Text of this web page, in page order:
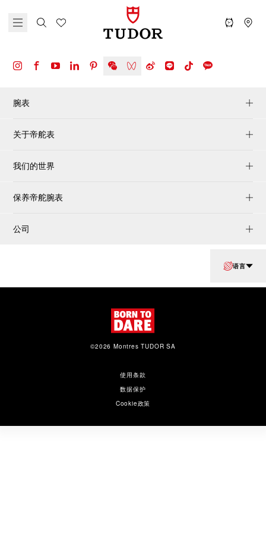
腕表
关于帝舵表
我们的世界
保养帝舵腕表
公司
语言
使用条款
数据保护
Cookie政策
©2026 Montres TUDOR SA